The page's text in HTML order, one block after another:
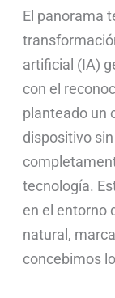
El panorama
artificial (IA)
con el
planteado un
dispositivo
tecnología.
en el entorno
natural,
concebimos